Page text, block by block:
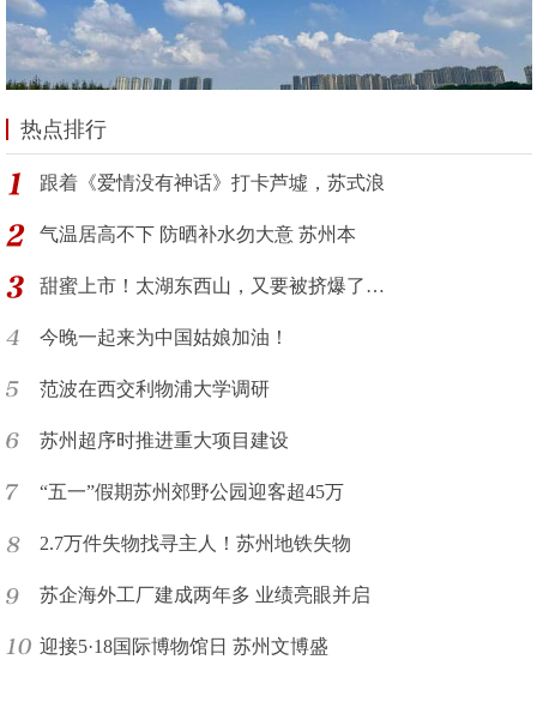
热点排行
跟着《爱情没有神话》打卡芦墟，苏式浪
气温居高不下 防晒补水勿大意 苏州本
甜蜜上市！太湖东西山，又要被挤爆了…
今晚一起来为中国姑娘加油！
范波在西交利物浦大学调研
苏州超序时推进重大项目建设
“五一”假期苏州郊野公园迎客超45万
2.7万件失物找寻主人！苏州地铁失物
苏企海外工厂建成两年多 业绩亮眼并启
迎接5·18国际博物馆日 苏州文博盛